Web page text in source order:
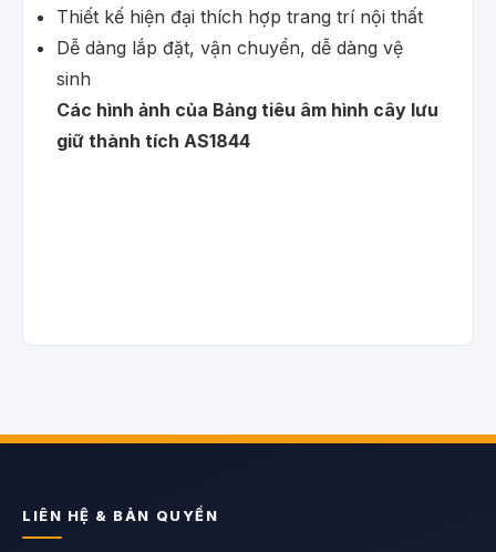
Thiết kế hiện đại thích hợp trang trí nội thất
Dễ dàng lắp đặt, vận chuyển, dễ dàng vệ
sinh
Các hình ảnh của Bảng tiêu âm hình cây lưu
giữ thành tích AS1844
LIÊN HỆ & BẢN QUYỀN